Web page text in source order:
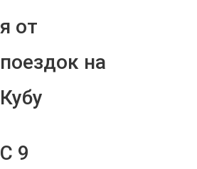
я от
поездок на
Кубу
С 9